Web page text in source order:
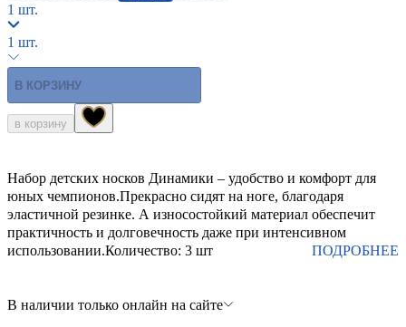
1 шт.
1 шт.
В КОРЗИНУ
в корзину
Набор детских носков Динамики – удобство и комфорт для
юных чемпионов.Прекрасно сидят на ноге, благодаря
эластичной резинке. А износостойкий материал обеспечит
практичность и долговечность даже при интенсивном
использовании.Количество: 3 шт
ПОДРОБНЕЕ
В наличии только онлайн на сайте